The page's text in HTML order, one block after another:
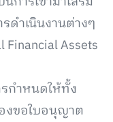
ดำเนินงานต่างๆ
Assets
กำหนดให้ทั้ง
งขอใบอนุญาต